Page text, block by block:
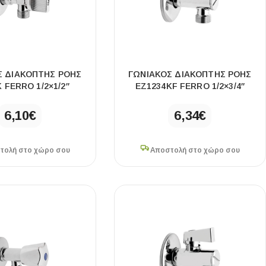
NIGHT LUX MATT 60X120 ΠΡΩΤΗ
ΠΟΙΟΤΗΤΑ
ΔΙΑΚΌΠΤΗΣ ΡΟΉΣ
FERRO 1/2×1/2″
6,10€
στο χώρο σου
ΓΩΝΙΑΚΌΣ ΔΙΑΚΌΠΤΗΣ ΡΟΉΣ
EZ1234KF FERRO 1/2×3/4″
6,34€
Αποστολή στο χώρο σου